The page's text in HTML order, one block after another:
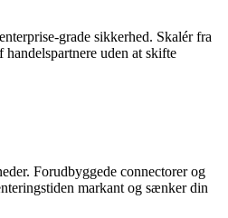
grade sikkerhed. Skalér fra
uden at skifte
Forudbyggede connectorer og
markant og sænker din